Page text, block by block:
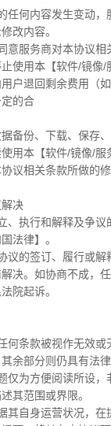
任何内容发生变动，
改内容。
意服务商对本协议相
使用本【软件/镜像/
户退回剩余费用（
的合
备份、下载、保存
用本【软件/镜像/服
议相关条款所做的修
决
、执行和解释及争议
法律】。
议的签订、履行或解
决。如协商不成，
院起诉。
何条款被视作无效或
余部分则仍具有法律
仅为方便阅读所设，
其范围或界限。
其自身运营状况，在